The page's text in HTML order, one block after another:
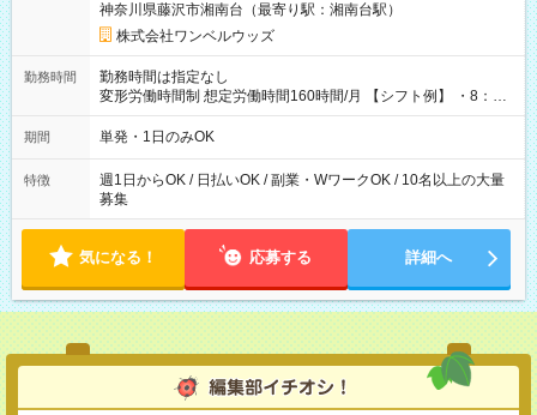
神奈川県藤沢市湘南台（最寄り駅：湘南台駅）
株式会社ワンベルウッズ
勤務時間
勤務時間は指定なし
変形労働時間制 想定労働時間160時間/月 【シフト例】 ・8：00
～21：00
期間 単発・1日のみOK
特徴
週1日からOK / 日払いOK / 副業・WワークOK / 10名以上の大量
募集
気になる！ 応募する 詳細へ